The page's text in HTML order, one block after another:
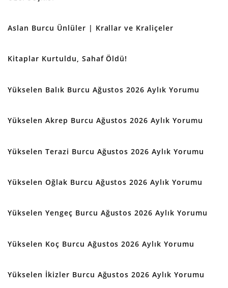
Aslan Burcu Ünlüler | Krallar ve Kraliçeler
Kitaplar Kurtuldu, Sahaf Öldü!
Yükselen Balık Burcu Ağustos 2026 Aylık Yorumu
Yükselen Akrep Burcu Ağustos 2026 Aylık Yorumu
Yükselen Terazi Burcu Ağustos 2026 Aylık Yorumu
Yükselen Oğlak Burcu Ağustos 2026 Aylık Yorumu
Yükselen Yengeç Burcu Ağustos 2026 Aylık Yorumu
Yükselen Koç Burcu Ağustos 2026 Aylık Yorumu
Yükselen İkizler Burcu Ağustos 2026 Aylık Yorumu